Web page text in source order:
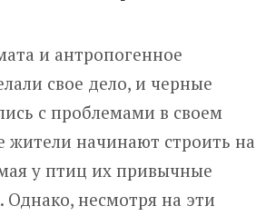
и антропогенное
свое дело, и черные
с проблемами в своем
жители начинают строить на
у птиц их привычные
Однако, несмотря на эти